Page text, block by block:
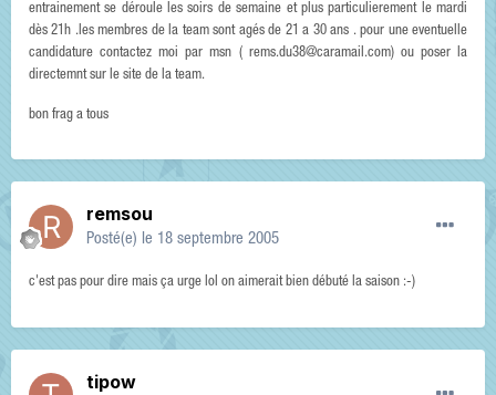
entrainement se déroule les soirs de semaine et plus particulierement le mardi
dès 21h .les membres de la team sont agés de 21 a 30 ans . pour une eventuelle
candidature contactez moi par msn ( rems.du38@caramail.com) ou poser la
directemnt sur le site de la team.
bon frag a tous
remsou
Posté(e) le 18 septembre 2005
c'est pas pour dire mais ça urge lol on aimerait bien débuté la saison :-)
tipow